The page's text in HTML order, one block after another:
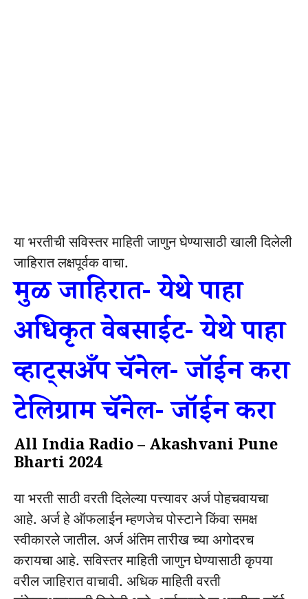
या भरतीची सविस्तर माहिती जाणुन घेण्यासाठी खाली दिलेली
जाहिरात लक्षपूर्वक वाचा.
मुळ जाहिरात- येथे पाहा
अधिकृत वेबसाईट- येथे पाहा
व्हाट्सअँप चॅनेल- जॉईन करा
टेलिग्राम चॅनेल- जॉईन करा
All India Radio – Akashvani Pune
Bharti 2024
या भरती साठी वरती दिलेल्या पत्त्यावर अर्ज पोहचवायचा
आहे. अर्ज हे ऑफलाईन म्हणजेच पोस्टाने किंवा समक्ष
स्वीकारले जातील. अर्ज अंतिम तारीख च्या अगोदरच
करायचा आहे. सविस्तर माहिती जाणुन घेण्यासाठी कृपया
वरील जाहिरात वाचावी. अधिक माहिती वरती